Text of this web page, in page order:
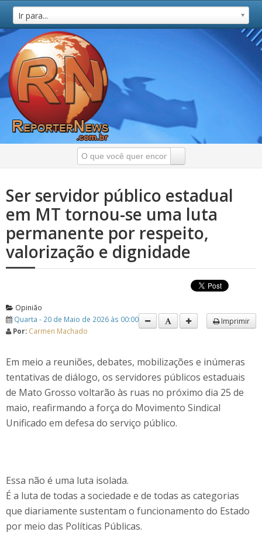
Ir para...
Ser servidor público estadual
em MT tornou-se uma luta
permanente por respeito,
valorização e dignidade
Opinião
Quarta - 20 de Maio de 2026 às 00:00
Por: Carmen Machado
Imprimir
Em meio a reuniões, debates, mobilizações e inúmeras
tentativas de diálogo, os servidores públicos estaduais
de Mato Grosso voltarão às ruas no próximo dia 25 de
maio, reafirmando a força do Movimento Sindical
Unificado em defesa do serviço público.
Essa não é uma luta isolada.
É a luta de todas a sociedade e de todas as categorias
que diariamente sustentam o funcionamento do Estado
por meio das Políticas Públicas.